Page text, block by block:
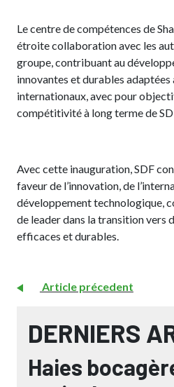
Le centre de compétences de
étroite collaboration avec les
groupe, contribuant au
innovantes et durables adaptées
internationaux, avec pour
compétitivité à long terme de
Avec cette inauguration, SDF
faveur de l’innovation, de
développement technologique,
de leader dans la transition vers
efficaces et durables.
Article précedent
DERNIERS
Haies